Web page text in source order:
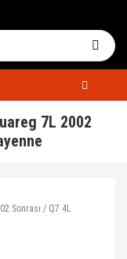
7L 2002